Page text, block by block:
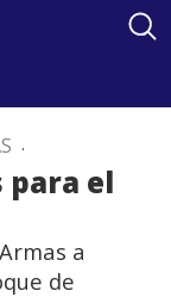
.
para el
a
de